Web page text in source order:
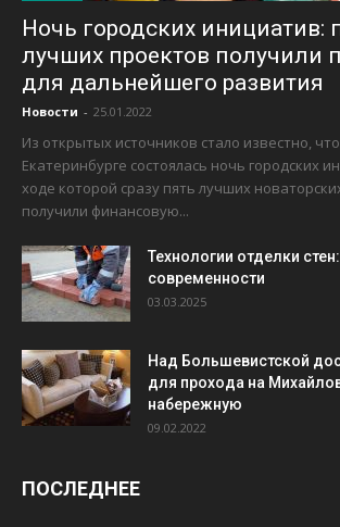
Ночь городских инициатив:
лучших проектов получили
для дальнейшего развития
Новости - 25.01.2022
Из открытых источников стало известно,
Екатеринбурге состоялась ночь городских
ходе которой сразу пять лучших
получили финансовую...
Технологии отделки
современности
03.03.2025
Над Большевистской
для прохода на
набережную
09.02.2022
ПОСЛЕДНЕЕ